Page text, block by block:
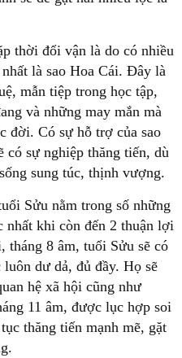
thời đổi vận là do có nhiều
là sao Hoa Cái. Đây là
mẫn tiệp trong học tập,
và những may mắn mà
đời. Có sự hỗ trợ của sao
có sự nghiệp thăng tiến, dù
sung túc, thịnh vượng.
Sửu nằm trong số những
nhất khi còn đến 2 thuận lợi
tháng 8 âm, tuổi Sửu sẽ có
dư dả, đủ đầy. Họ sẽ
hệ xã hội cũng như
11 âm, được lục hợp soi
thăng tiến mạnh mẽ, gặt